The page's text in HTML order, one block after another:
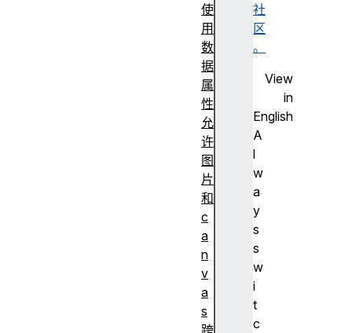
社
区
。
View
in
English
A
l
w
a
y
s
s
w
i
t
c
使
用
数
据
属
性
允
许
图
片
和
c
a
n
v
a
s
跨